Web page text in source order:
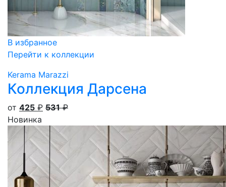
В избранное
Перейти к коллекции
Kerama Marazzi
Коллекция Дарсена
от 425 ₽ 531₽
Новинка